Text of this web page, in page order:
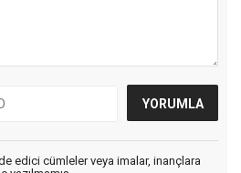
edici cümleler veya imalar, inançlara